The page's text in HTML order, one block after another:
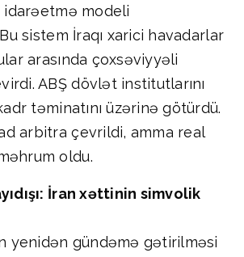
idarəetmə modeli
Bu sistem İraqı xarici havadarlar
arasında çoxsəviyyəli
ABŞ dövlət institutlarını
təminatını üzərinə götürdü.
arbitra çevrildi, amma real
oldu.
İran xəttinin simvolik
yenidən gündəmə gətirilməsi